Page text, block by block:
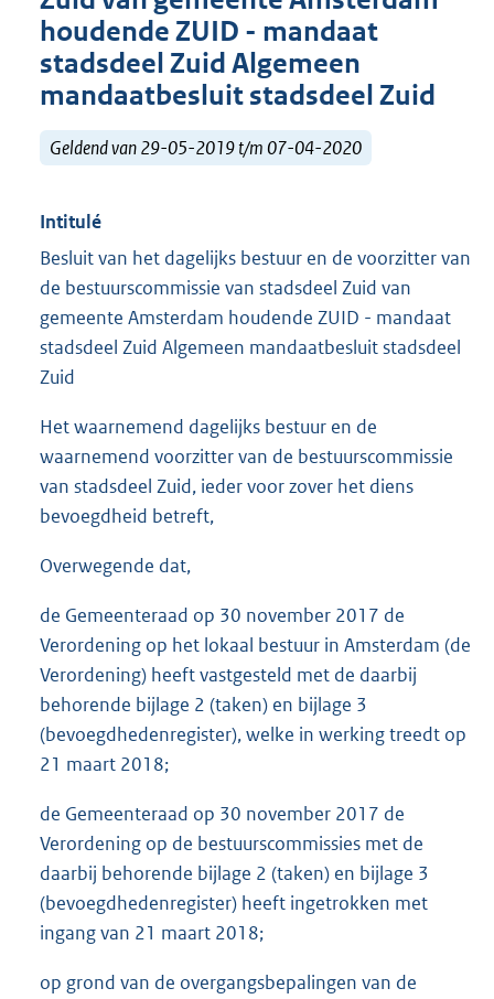
houdende ZUID - mandaat
stadsdeel Zuid Algemeen
mandaatbesluit stadsdeel Zuid
Geldend van 29-05-2019 t/m 07-04-2020
Intitulé
Besluit van het dagelijks bestuur en de voorzitter van
de bestuurscommissie van stadsdeel Zuid van
gemeente Amsterdam houdende ZUID - mandaat
stadsdeel Zuid Algemeen mandaatbesluit stadsdeel
Zuid
Het waarnemend dagelijks bestuur en de
waarnemend voorzitter van de bestuurscommissie
van stadsdeel Zuid, ieder voor zover het diens
bevoegdheid betreft,
Overwegende dat,
de Gemeenteraad op 30 november 2017 de
Verordening op het lokaal bestuur in Amsterdam (de
Verordening) heeft vastgesteld met de daarbij
behorende bijlage 2 (taken) en bijlage 3
(bevoegdhedenregister), welke in werking treedt op
21 maart 2018;
de Gemeenteraad op 30 november 2017 de
Verordening op de bestuurscommissies met de
daarbij behorende bijlage 2 (taken) en bijlage 3
(bevoegdhedenregister) heeft ingetrokken met
ingang van 21 maart 2018;
op grond van de overgangsbepalingen van de